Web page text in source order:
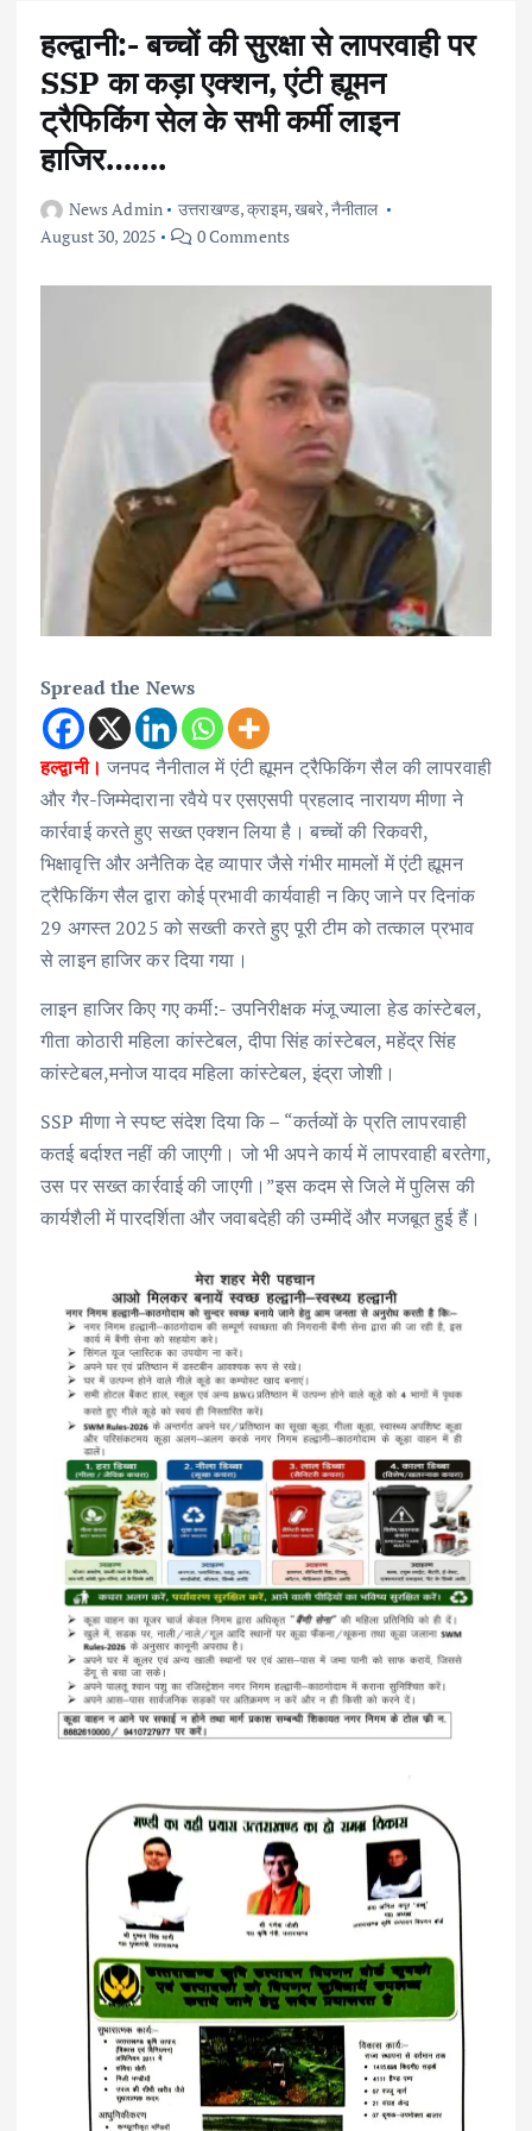
हल्द्वानी:- बच्चों की सुरक्षा से लापरवाही पर
SSP का कड़ा एक्शन, एंटी ह्यूमन
ट्रैफिकिंग सेल के सभी कर्मी लाइन
हाजिर…….
News Admin उत्तराखण्ड,क्राइम,खबरे,नैनीताल
August 30, 2025
0 Comments
Spread the News
हल्द्वानी। जनपद नैनीताल में एंटी ह्यूमन ट्रैफिकिंग सैल की लापरवाही
और गैर-जिम्मेदाराना रवैये पर एसएसपी प्रहलाद नारायण मीणा ने
कार्रवाई करते हुए सख्त एक्शन लिया है। बच्चों की रिकवरी,
भिक्षावृत्ति और अनैतिक देह व्यापार जैसे गंभीर मामलों में एंटी ह्यूमन
ट्रैफिकिंग सैल द्वारा कोई प्रभावी कार्यवाही न किए जाने पर दिनांक
29 अगस्त 2025 को सख्ती करते हुए पूरी टीम को तत्काल प्रभाव
से लाइन हाजिर कर दिया गया।
लाइन हाजिर किए गए कर्मी:- उपनिरीक्षक मंजू ज्याला हेड कांस्टेबल,
गीता कोठारी महिला कांस्टेबल, दीपा सिंह कांस्टेबल, महेंद्र सिंह
कांस्टेबल,मनोज यादव महिला कांस्टेबल, इंद्रा जोशी।
SSP मीणा ने स्पष्ट संदेश दिया कि – “कर्तव्यों के प्रति लापरवाही
कतई बर्दाश्त नहीं की जाएगी। जो भी अपने कार्य में लापरवाही बरतेगा,
उस पर सख्त कार्रवाई की जाएगी।”इस कदम से जिले में पुलिस की
कार्यशैली में पारदर्शिता और जवाबदेही की उम्मीदें और मजबूत हुई हैं।